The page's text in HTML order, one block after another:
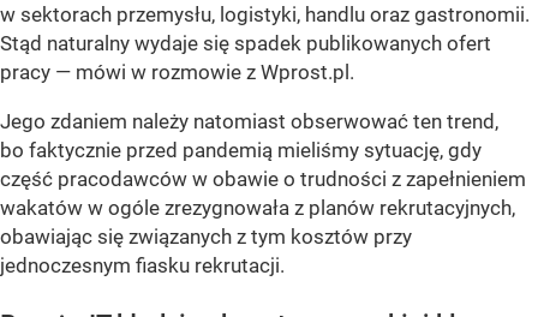
w sektorach przemysłu, logistyki, handlu oraz gastronomii.
Stąd naturalny wydaje się spadek publikowanych ofert
pracy — mówi w rozmowie z Wprost.pl.
Jego zdaniem należy natomiast obserwować ten trend,
bo faktycznie przed pandemią mieliśmy sytuację, gdy
część pracodawców w obawie o trudności z zapełnieniem
wakatów w ogóle zrezygnowała z planów rekrutacyjnych,
obawiając się związanych z tym kosztów przy
jednoczesnym fiasku rekrutacji.